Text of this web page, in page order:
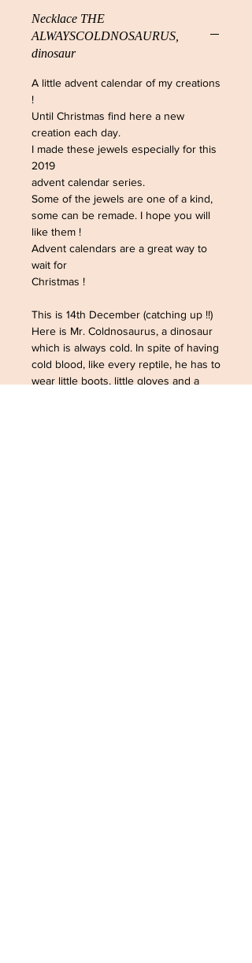
Necklace THE
ALWAYSCOLDNOSAURUS,
dinosaur
A little advent calendar of my creations
!
Until Christmas find here a new
creation each day.
I made these jewels especially for this
2019
advent calendar series.
Some of the jewels are one of a kind,
some can be remade. I hope you will
like them !
Advent calendars are a great way to
wait for
Christmas !
This is 14th December (catching up !!)
Here is Mr. Coldnosaurus, a dinosaur
which is always cold. In spite of having
cold blood, like every reptile, he has to
wear little boots, little gloves and a